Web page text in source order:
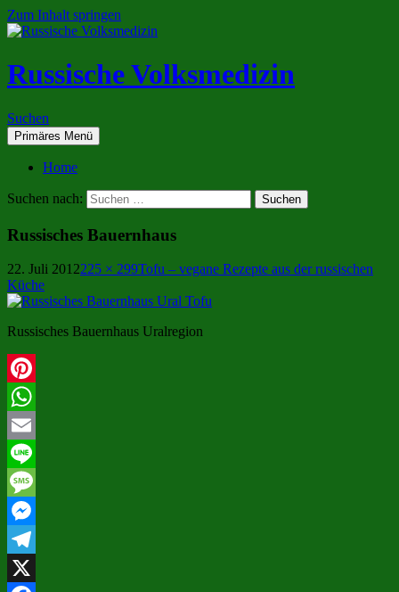
Zum Inhalt springen
Russische Volksmedizin
Suchen
Primäres Menü
Home
Suchen nach:
Russisches Bauernhaus
22. Juli 2012225 × 299Tofu – vegane Rezepte aus der russischen
Küche
Russisches Bauernhaus Uralregion
Pinterest
WhatsApp
Email
Line
Message
Messenger
Telegram